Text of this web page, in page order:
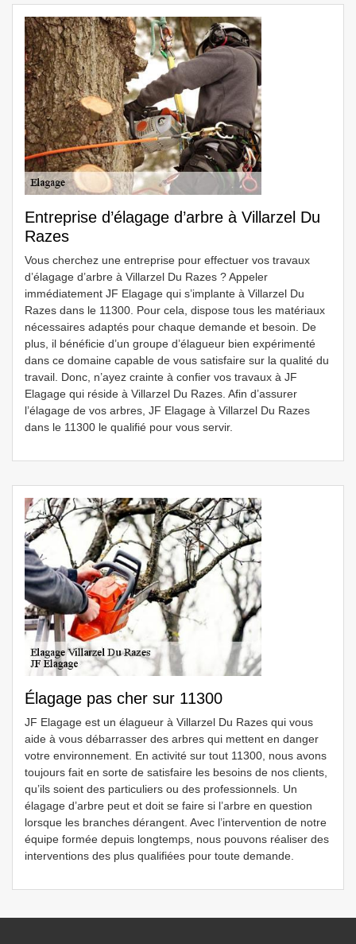
Entreprise d’élagage d’arbre à Villarzel Du
Razes
Vous cherchez une entreprise pour effectuer vos travaux
d’élagage d’arbre à Villarzel Du Razes ? Appeler
immédiatement JF Elagage qui s’implante à Villarzel Du
Razes dans le 11300. Pour cela, dispose tous les matériaux
nécessaires adaptés pour chaque demande et besoin. De
plus, il bénéficie d’un groupe d’élagueur bien expérimenté
dans ce domaine capable de vous satisfaire sur la qualité du
travail. Donc, n’ayez crainte à confier vos travaux à JF
Elagage qui réside à Villarzel Du Razes. Afin d’assurer
l’élagage de vos arbres, JF Elagage à Villarzel Du Razes
dans le 11300 le qualifié pour vous servir.
Élagage pas cher sur 11300
JF Elagage est un élagueur à Villarzel Du Razes qui vous
aide à vous débarrasser des arbres qui mettent en danger
votre environnement. En activité sur tout 11300, nous avons
toujours fait en sorte de satisfaire les besoins de nos clients,
qu’ils soient des particuliers ou des professionnels. Un
élagage d’arbre peut et doit se faire si l’arbre en question
lorsque les branches dérangent. Avec l’intervention de notre
équipe formée depuis longtemps, nous pouvons réaliser des
interventions des plus qualifiées pour toute demande.